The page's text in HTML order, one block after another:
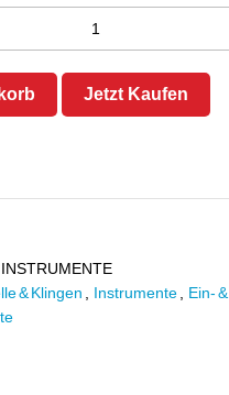
Jetzt Kaufen
INSTRUMENTE
& Klingen Instrumente
Ein- &